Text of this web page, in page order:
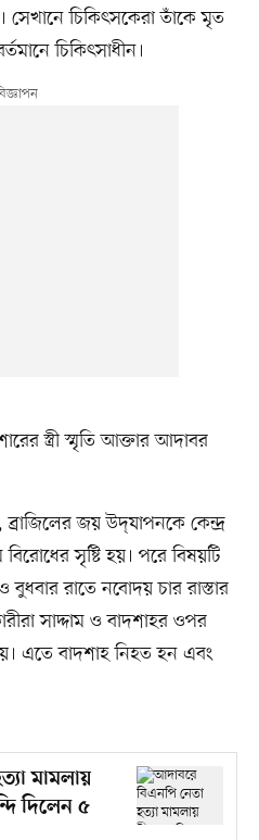
চিকিৎসকেরা তাঁকে মৃত
চিকিৎসাধীন।
স্ত্রী স্মৃতি আক্তার আদাবর
জয় উদ্‌যাপনকে কেন্দ্র
সৃষ্টি হয়। পরে বিষয়টি
রাতে নবোদয় চার রাস্তার
সাদ্দাম ও বাদশাহর ওপর
এতে বাদশাহ নিহত হন এবং
মামলায়
দিলেন ৫